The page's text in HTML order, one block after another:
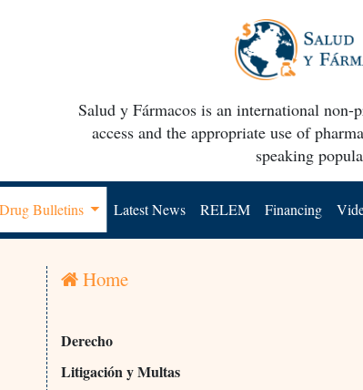
Salud y Fármacos is an international
access and the appropriate use of
speaking
Drug Bulletins Latest News RELEM Financing
Home
Derecho
Litigación y Multas